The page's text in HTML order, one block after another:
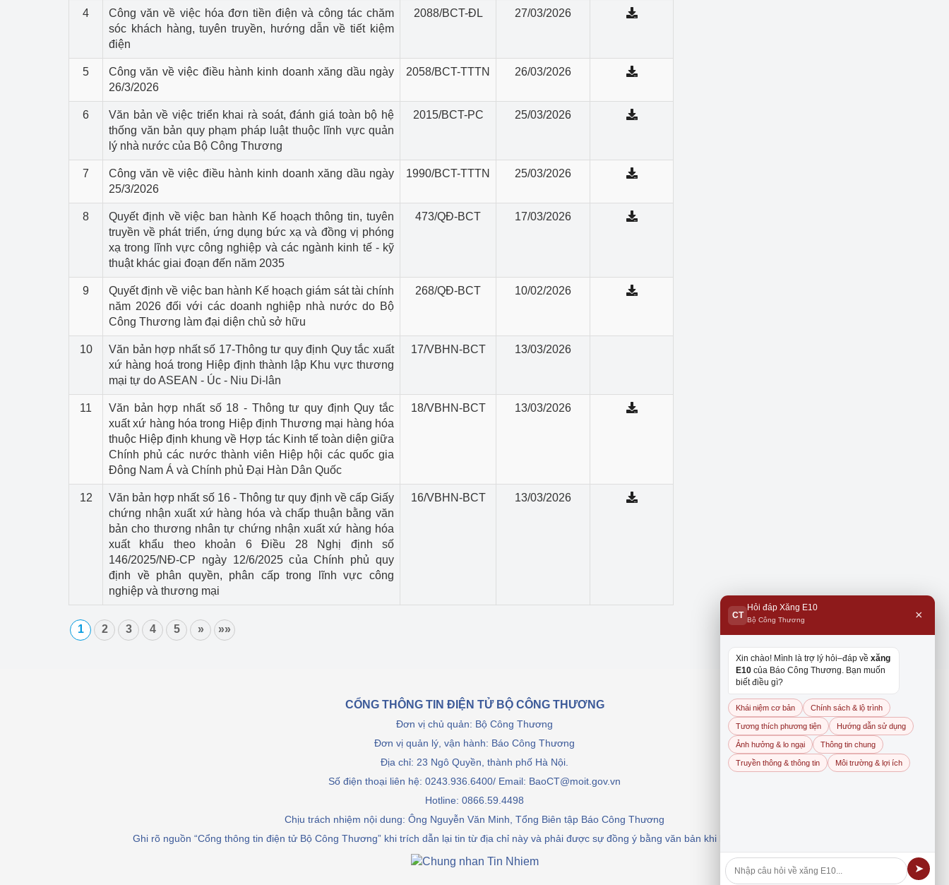
4
Công văn về việc hóa đơn tiền điện và công tác chăm
sóc khách hàng, tuyên truyền, hướng dẫn về tiết kiệm
điện
2088/BCT-ĐL 27/03/2026
5
Công văn về việc điều hành kinh doanh xăng dầu ngày
26/3/2026
2058/BCT-TTTN 26/03/2026
6
Văn bản về việc triển khai rà soát, đánh giá toàn bộ hệ
thống văn bản quy phạm pháp luật thuộc lĩnh vực quản
lý nhà nước của Bộ Công Thương
2015/BCT-PC 25/03/2026
7
Công văn về việc điều hành kinh doanh xăng dầu ngày
25/3/2026
1990/BCT-TTTN 25/03/2026
8
Quyết định về việc ban hành Kế hoạch thông tin, tuyên
truyền về phát triển, ứng dụng bức xạ và đồng vị phóng
xạ trong lĩnh vực công nghiệp và các ngành kinh tế - kỹ
thuật khác giai đoạn đến năm 2035
473/QĐ-BCT 17/03/2026
9
Quyết định về việc ban hành Kế hoạch giám sát tài chính
năm 2026 đối với các doanh nghiệp nhà nước do Bộ
Công Thương làm đại diện chủ sở hữu
268/QĐ-BCT 10/02/2026
10
Văn bản hợp nhất số 17-Thông tư quy định Quy tắc xuất
xứ hàng hoá trong Hiệp định thành lập Khu vực thương
mại tự do ASEAN - Úc - Niu Di-lân
17/VBHN-BCT 13/03/2026
11
Văn bản hợp nhất số 18 - Thông tư quy định Quy tắc
xuất xứ hàng hóa trong Hiệp định Thương mại hàng hóa
thuộc Hiệp định khung về Hợp tác Kinh tế toàn diện giữa
Chính phủ các nước thành viên Hiệp hội các quốc gia
Đông Nam Á và Chính phủ Đại Hàn Dân Quốc
18/VBHN-BCT 13/03/2026
12
Văn bản hợp nhất số 16 - Thông tư quy định về cấp Giấy
chứng nhận xuất xứ hàng hóa và chấp thuận bằng văn
bản cho thương nhân tự chứng nhận xuất xứ hàng hóa
xuất khẩu theo khoản 6 Điều 28 Nghị định số
146/2025/NĐ-CP ngày 12/6/2025 của Chính phủ quy
định về phân quyền, phân cấp trong lĩnh vực công
nghiệp và thương mại
16/VBHN-BCT 13/03/2026
1 2 3 4 5 » »»
CỔNG THÔNG TIN ĐIỆN TỬ BỘ CÔNG THƯƠNG
Đơn vị chủ quản: Bộ Công Thương
Đơn vị quản lý, vận hành: Báo Công Thương
Địa chỉ: 23 Ngô Quyền, thành phố Hà Nội.
Số điện thoại liên hệ: 0243.936.6400/ Email: BaoCT@moit.gov.vn
Hotline: 0866.59.4498
Chịu trách nhiệm nội dung: Ông Nguyễn Văn Minh, Tổng Biên tập Báo Công Thương
Ghi rõ nguồn “Cổng thông tin điện tử Bộ Công Thương” khi trích dẫn lại tin từ địa chỉ này và phải được sự đồng ý bằng văn bản khi khai thác, dẫn nguồn.
CT
Hỏi đáp Xăng E10
Bộ Công Thương ×
Xin chào! Mình là trợ lý hỏi–đáp về xăng
E10 của Báo Công Thương. Bạn muốn
biết điều gì?
Khái niệm cơ bản Chính sách & lộ trình
Tương thích phương tiện Hướng dẫn sử dụng
Ảnh hưởng & lo ngại Thông tin chung
Truyền thông & thông tin Môi trường & lợi ích
➤